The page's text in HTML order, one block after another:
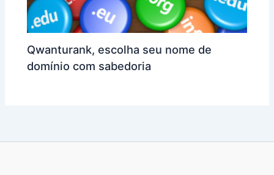
Qwanturank, escolha seu nome de
domínio com sabedoria